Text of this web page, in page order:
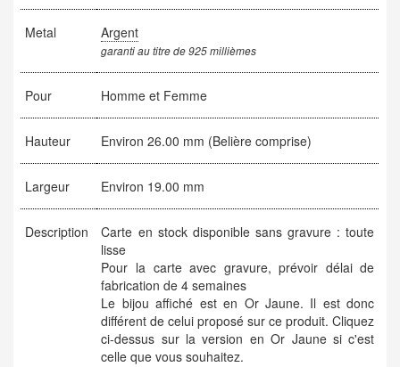
Metal Argent
garanti au titre de 925 millièmes
Pour Homme et Femme
Hauteur Environ 26.00 mm (Belière comprise)
Largeur Environ 19.00 mm
Description
Carte en stock disponible sans gravure : toute
lisse
Pour la carte avec gravure, prévoir délai de
fabrication de 4 semaines
Le bijou affiché est en Or Jaune. Il est donc
différent de celui proposé sur ce produit. Cliquez
ci-dessus sur la version en Or Jaune si c'est
celle que vous souhaitez.